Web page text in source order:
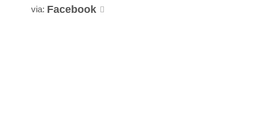
via: Facebook